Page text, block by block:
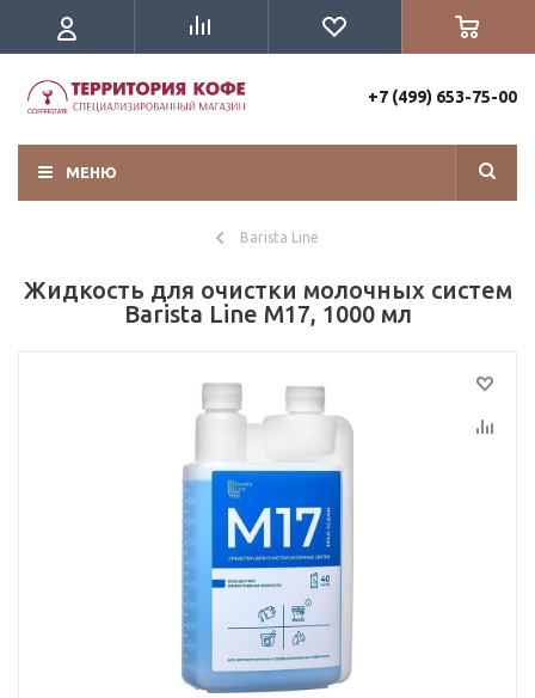
+7 (499) 653-75-00
МЕНЮ
Barista Line
Жидкость для очистки молочных систем
Barista Line М17, 1000 мл